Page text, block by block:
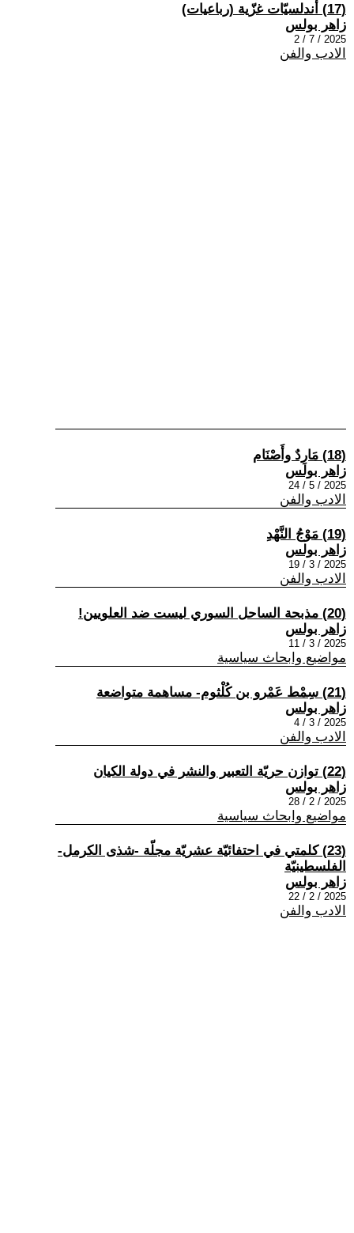
(17) أندلسيّات غزّية (رباعيات)
زاهر بولس
2025 / 7 / 2
الادب والفن
(18) مَارِدٌ وأَصْنَام
زاهر بولس
2025 / 5 / 24
الادب والفن
(19) مَوْجُ النَّهْدِ
زاهر بولس
2025 / 3 / 19
الادب والفن
(20) مذبحة الساحل السوري ليست ضد العلويين!
زاهر بولس
2025 / 3 / 11
مواضيع وابحاث سياسية
(21) سِمْط عَمْرو بن كُلْثوم- مساهمة متواضعة
زاهر بولس
2025 / 3 / 4
الادب والفن
(22) توازن حريّة التعبير والنشر في دولة الكيان
زاهر بولس
2025 / 2 / 28
مواضيع وابحاث سياسية
(23) كلمتي في احتفائيّة عشريّة مجلّة -شذى الكرمل-
الفلسطينيّة
زاهر بولس
2025 / 2 / 22
الادب والفن